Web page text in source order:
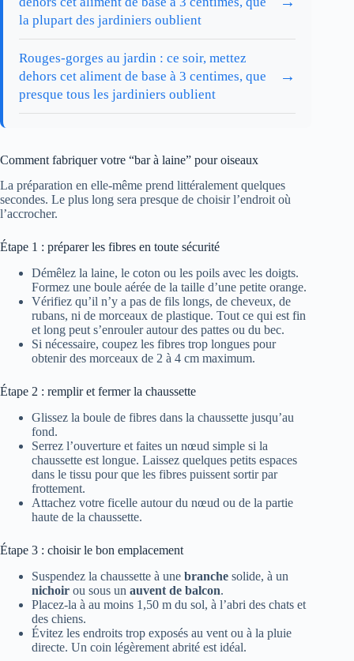
la plupart des jardiniers oublient
Rouges-gorges au jardin : ce soir, mettez
dehors cet aliment de base à 3 centimes, que
presque tous les jardiniers oublient
→
Comment fabriquer votre “bar à laine” pour oiseaux
La préparation en elle-même prend littéralement quelques
secondes. Le plus long sera presque de choisir l’endroit où
l’accrocher.
Étape 1 : préparer les fibres en toute sécurité
Démêlez la laine, le coton ou les poils avec les doigts.
Formez une boule aérée de la taille d’une petite orange.
Vérifiez qu’il n’y a pas de fils longs, de cheveux, de
rubans, ni de morceaux de plastique. Tout ce qui est fin
et long peut s’enrouler autour des pattes ou du bec.
Si nécessaire, coupez les fibres trop longues pour
obtenir des morceaux de 2 à 4 cm maximum.
Étape 2 : remplir et fermer la chaussette
Glissez la boule de fibres dans la chaussette jusqu’au
fond.
Serrez l’ouverture et faites un nœud simple si la
chaussette est longue. Laissez quelques petits espaces
dans le tissu pour que les fibres puissent sortir par
frottement.
Attachez votre ficelle autour du nœud ou de la partie
haute de la chaussette.
Étape 3 : choisir le bon emplacement
Suspendez la chaussette à une branche solide, à un
nichoir ou sous un auvent de balcon.
Placez-la à au moins 1,50 m du sol, à l’abri des chats et
des chiens.
Évitez les endroits trop exposés au vent ou à la pluie
directe. Un coin légèrement abrité est idéal.